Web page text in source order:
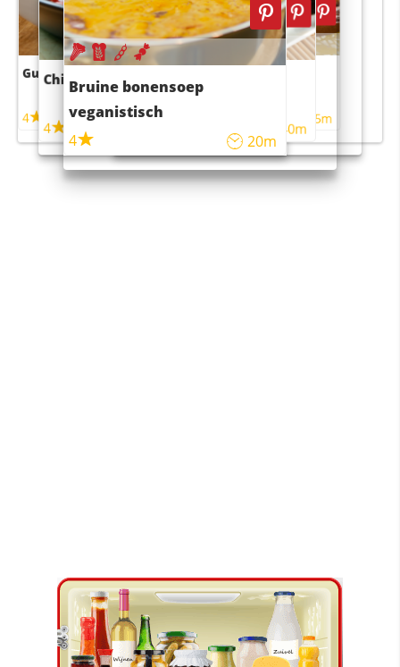
Guacamole
4
Chili con carne
4 45m
Bruine bonensoep
veganistisch
4
20m
Sushi rijstsalade
maaltijdsalade
40m
4 55m